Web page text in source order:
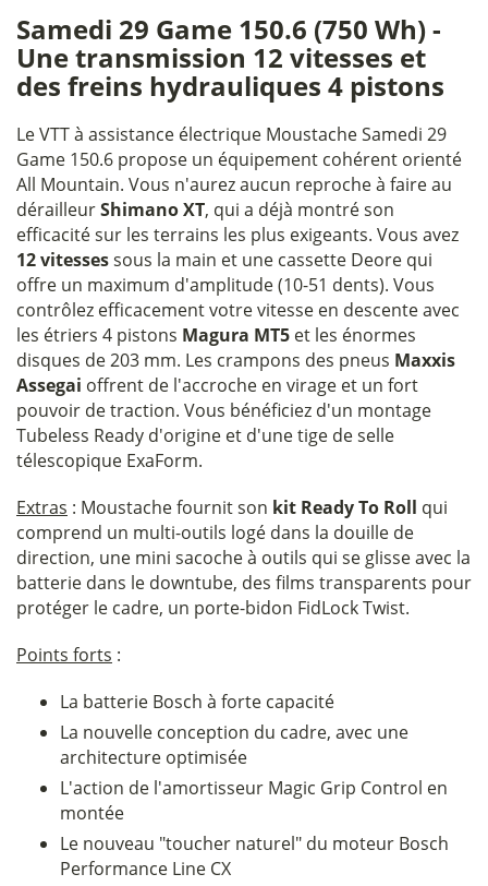
Samedi 29 Game 150.6 (750 Wh) -
Une transmission 12 vitesses et
des freins hydrauliques 4 pistons
Le VTT à assistance électrique Moustache Samedi 29
Game 150.6 propose un équipement cohérent orienté
All Mountain. Vous n'aurez aucun reproche à faire au
dérailleurShimano XT, qui a déjà montré son
efficacité sur les terrains les plus exigeants. Vous avez
12 vitessessous la main et une cassette Deore qui
offre un maximum d'amplitude (10-51 dents). Vous
contrôlez efficacement votre vitesse en descente avec
les étriers 4 pistons Magura MT5 et les énormes
disques de 203 mm. Les crampons des pneus Maxxis
Assegai offrent de l'accroche en virage et un fort
pouvoir de traction. Vous bénéficiez d'un montage
Tubeless Ready d'origine et d'une tige de selle
télescopique ExaForm.
Extras : Moustache fournit son kit Ready To Roll qui
comprend un multi-outils logé dans la douille de
direction, une mini sacoche à outils qui se glisse avec la
batterie dans le downtube, des films transparents pour
protéger le cadre, un porte-bidon FidLock Twist.
Points forts :
La batterie Bosch à forte capacité
La nouvelle conception du cadre, avec une
architecture optimisée
L'action de l'amortisseur Magic Grip Control en
montée
Le nouveau "toucher naturel" du moteur Bosch
Performance Line CX